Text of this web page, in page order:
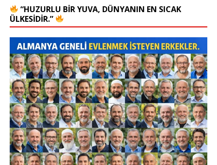
“HUZURLU BIR YUVA, DÜNYANIN EN SICAK
ÜLKESIDIR.”